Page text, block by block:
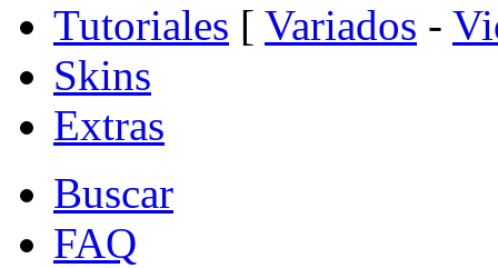
Tutoriales [ Variados -
Skins
Extras
Buscar
FAQ